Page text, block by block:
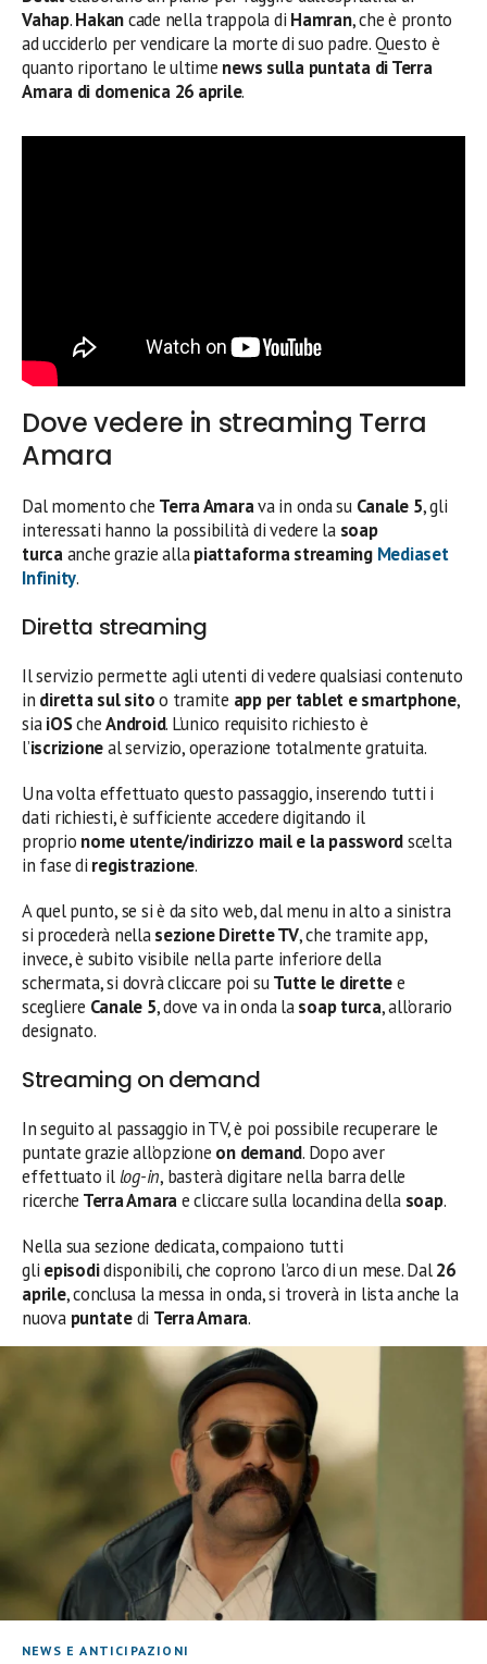
Vahap.Hakancade nella trappola di Hamran, che è pronto
ad ucciderlo per vendicare la morte di suo padre. Questo è
quanto riportano le ultime news sulla puntata di Terra
Amara di domenica 26 aprile.
Dove vedere in streaming Terra
Amara
Dal momento che Terra Amarava in onda su Canale 5, gli
interessati hanno la possibilità di vedere la soap
turcaanche grazie allapiattaforma streaming Mediaset
Infinity.
Diretta streaming
Il servizio permette agli utenti di vedere qualsiasi contenuto
in diretta sul sitoo tramite app per tablet e smartphone,
siaiOScheAndroid. L’unico requisito richiesto è
l’iscrizioneal servizio, operazione totalmente gratuita.
Una volta effettuato questo passaggio, inserendo tutti i
dati richiesti, è sufficiente accedere digitando il
proprio nome utente/indirizzo mail e la passwordscelta
in fase di registrazione.
A quel punto, se si è da sito web, dal menu in alto a sinistra
si procederà nellasezione Dirette TV, che tramite app,
invece, è subito visibile nella parte inferiore della
schermata, si dovrà cliccare poi suTutte le direttee
scegliere Canale 5, dove va in onda lasoap turca, all’orario
designato.
Streaming on demand
In seguito al passaggio in TV, è poi possibile recuperare le
puntate grazie all’opzione on demand. Dopo aver
effettuato illog-in, basterà digitare nella barra delle
ricerche Terra Amarae cliccare sulla locandina della soap.
Nella sua sezione dedicata, compaiono tutti
gli episodidisponibili, che coprono l’arco di un mese. Dal26
aprile, conclusa la messa in onda, si troverà in lista anche la
nuovapuntatedi Terra Amara.
NEWS E ANTICIPAZIONI